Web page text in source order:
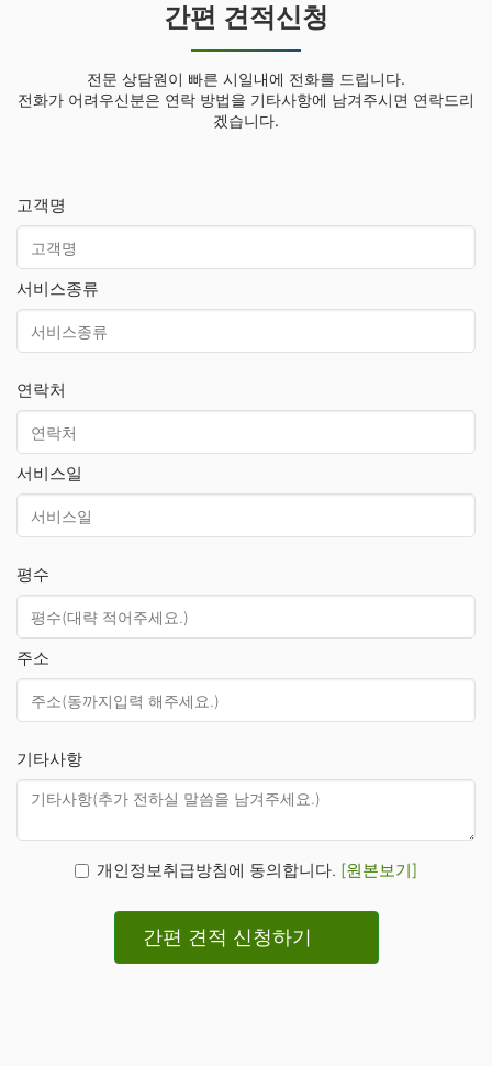
간편 견적신청
전문 상담원이 빠른 시일내에 전화를 드립니다.
전화가 어려우신분은 연락 방법을 기타사항에 남겨주시면 연락드리
겠습니다.
고객명
서비스종류
연락처
서비스일
평수
주소
기타사항
개인정보취급방침에 동의합니다. [원본보기]
간편 견적 신청하기